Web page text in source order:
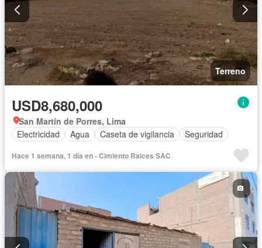
Terreno
USD8,680,000
San Martín de Porres, Lima
Electricidad
Agua Caseta de vigilancia Seguridad
Hace 1 semana, 1 día en - Cimiento Raices SAC